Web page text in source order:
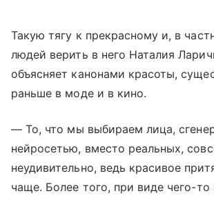
Такую тягу к прекрасному и, в
людей верить в него Наталия
объясняет канонами красоты,
раньше в моде и в кино.
— То, что мы выбираем лица,
нейросетью, вместо реальных,
неудивительно, ведь красивое
чаще. Более того, при виде чего-то